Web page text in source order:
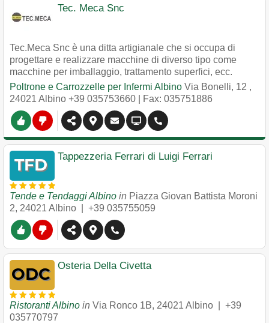
Tec. Meca Snc
Tec.Meca Snc è una ditta artigianale che si occupa di
progettare e realizzare macchine di diverso tipo come
macchine per imballaggio, trattamento superfici, ecc.
Poltrone e Carrozzelle per Infermi Albino Via Bonelli, 12 ,
24021 Albino +39 035753660 | Fax: 035751886
Tappezzeria Ferrari di Luigi Ferrari
Tende e Tendaggi Albino in Piazza Giovan Battista Moroni
2, 24021 Albino +39 035755059
Osteria Della Civetta
Ristoranti Albino in Via Ronco 1B, 24021 Albino
+39
035770797